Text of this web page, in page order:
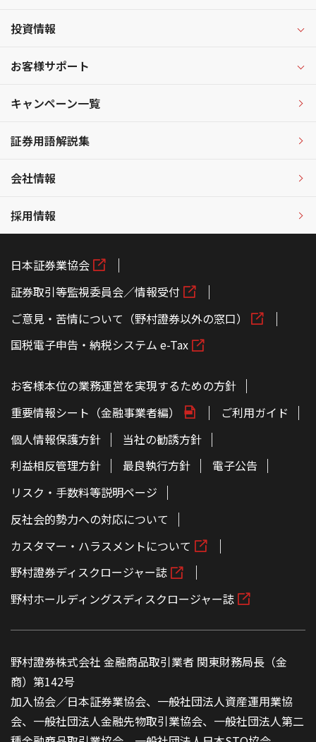
投資情報
お客様サポート
キャンペーン一覧
証券用語解説集
会社情報
採用情報
日本証券業協会
証券取引等監視委員会／情報受付
ご意見・苦情について（野村證券以外の窓口）
国税電子申告・納税システム e-Tax
お客様本位の業務運営を実現するための方針
重要情報シート（金融事業者編）
ご利用ガイド
個人情報保護方針
当社の勧誘方針
利益相反管理方針
最良執行方針
電子公告
リスク・手数料等説明ページ
反社会的勢力への対応について
カスタマー・ハラスメントについて
野村證券ディスクロージャー誌
野村ホールディングスディスクロージャー誌
野村證券株式会社 金融商品取引業者 関東財務局長（金
商）第142号
加入協会／日本証券業協会、一般社団法人資産運用業協
会、一般社団法人金融先物取引業協会、一般社団法人第二